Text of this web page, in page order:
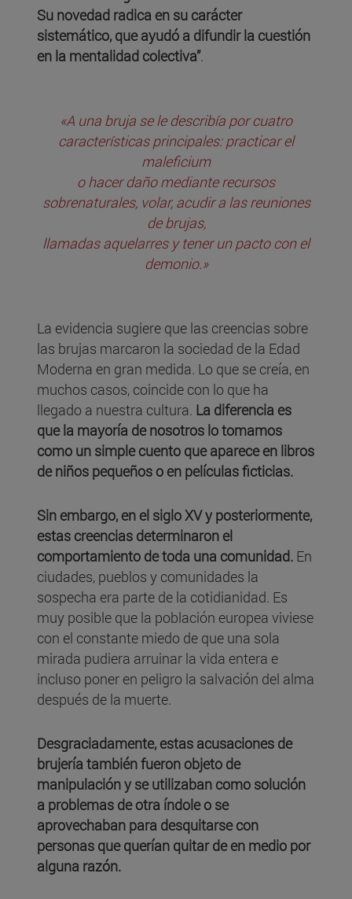
Su novedad radica en su carácter
sistemático, que ayudó a difundir la cuestión
en la mentalidad colectiva”.
«A una bruja se le describía por cuatro
características principales: practicar el
maleficium
o hacer daño mediante recursos
sobrenaturales, volar, acudir a las reuniones
de brujas,
llamadas aquelarres y tener un pacto con el
demonio.»
La evidencia sugiere que las creencias sobre
las brujas marcaron la sociedad de la Edad
Moderna en gran medida. Lo que se creía, en
muchos casos, coincide con lo que ha
llegado a nuestra cultura. La diferencia es
que la mayoría de nosotros lo tomamos
como un simple cuento que aparece en libros
de niños pequeños o en películas ficticias.
Sin embargo, en el siglo XV y posteriormente,
estas creencias determinaron el
comportamiento de toda una comunidad. En
ciudades, pueblos y comunidades la
sospecha era parte de la cotidianidad. Es
muy posible que la población europea viviese
con el constante miedo de que una sola
mirada pudiera arruinar la vida entera e
incluso poner en peligro la salvación del alma
después de la muerte.
Desgraciadamente, estas acusaciones de
brujería también fueron objeto de
manipulación y se utilizaban como solución
a problemas de otra índole o se
aprovechaban para desquitarse con
personas que querían quitar de en medio por
alguna razón.